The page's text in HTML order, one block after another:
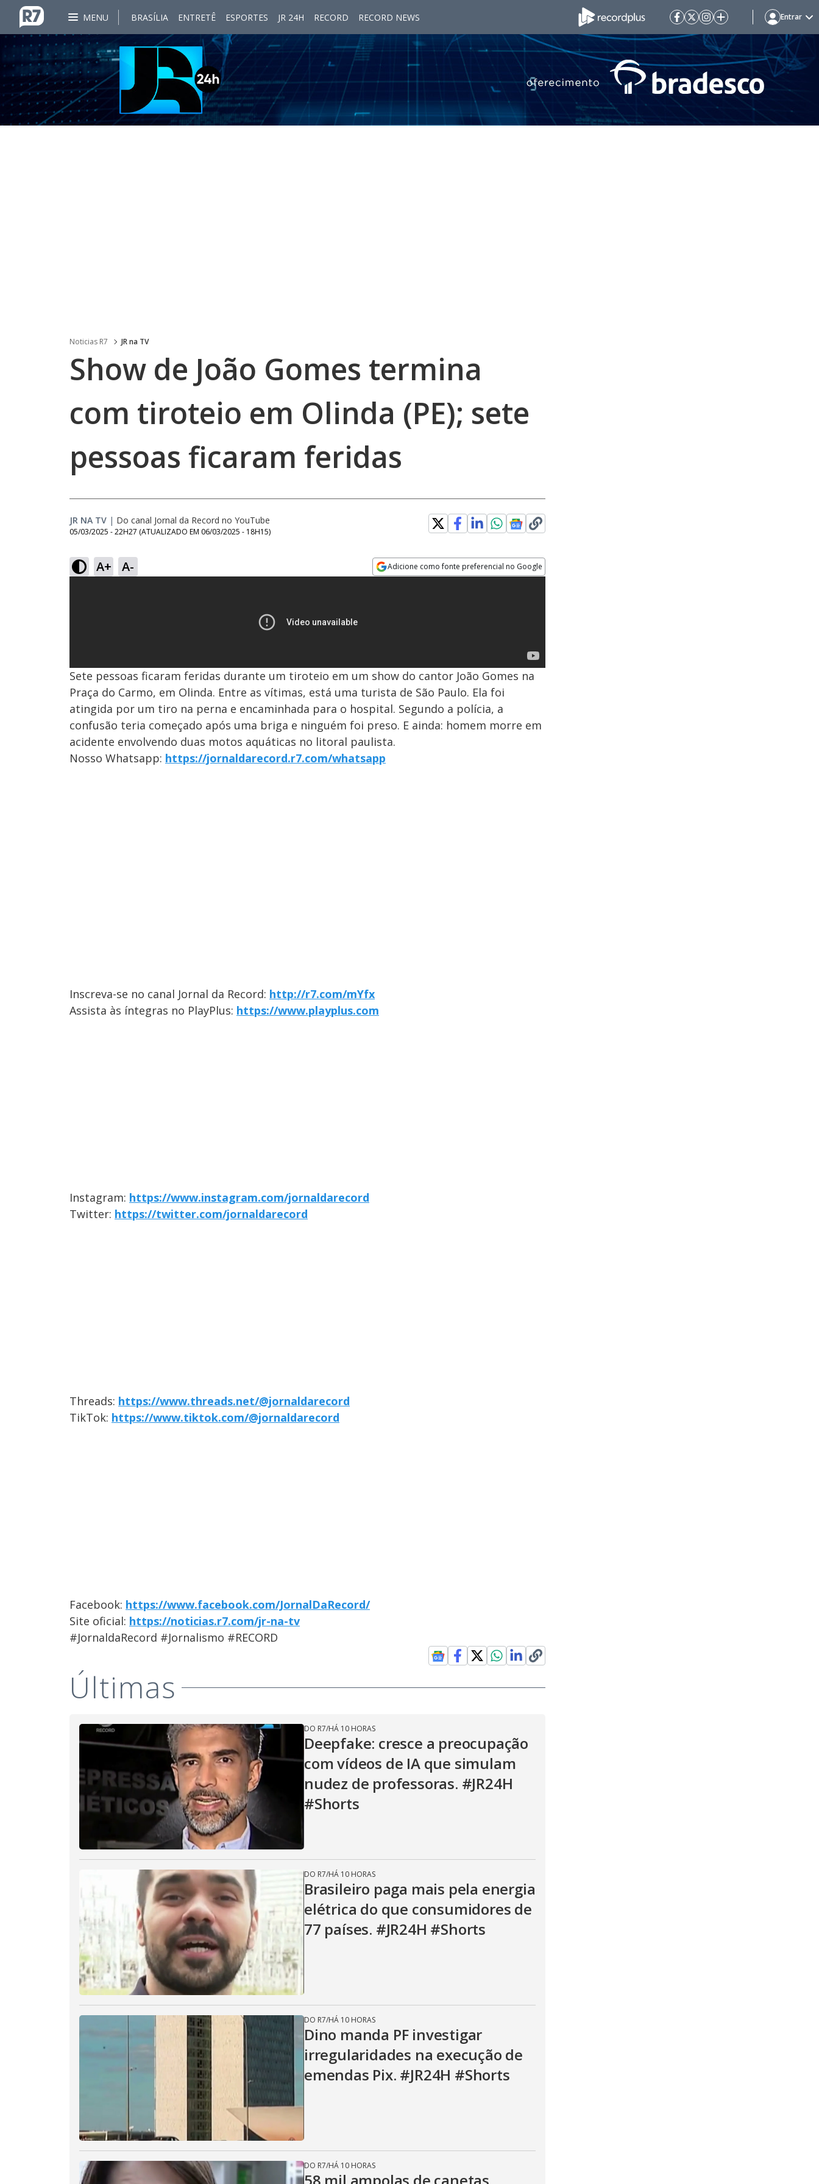
MENU BRASÍLIA ENTRETÊ ESPORTES JR 24H RECORD RECORD NEWS Entrar
Noticias R7 JR na TV
Show de João Gomes termina
com tiroteio em Olinda (PE); sete
pessoas ficaram feridas
JR NA TV | Do canal Jornal da Record no YouTube
05/03/2025 - 22H27 (ATUALIZADO EM 06/03/2025 - 18H15)
A+ A- Adicione como fonte preferencial no Google
Sete pessoas ficaram feridas durante um tiroteio em um show do cantor João Gomes na
Praça do Carmo, em Olinda. Entre as vítimas, está uma turista de São Paulo. Ela foi
atingida por um tiro na perna e encaminhada para o hospital. Segundo a polícia, a
confusão teria começado após uma briga e ninguém foi preso. E ainda: homem morre em
acidente envolvendo duas motos aquáticas no litoral paulista.
Nosso Whatsapp: https://jornaldarecord.r7.com/whatsapp
Inscreva-se no canal Jornal da Record: http://r7.com/mYfx
Assista às íntegras no PlayPlus: https://www.playplus.com
Instagram: https://www.instagram.com/jornaldarecord
Twitter: https://twitter.com/jornaldarecord
Threads: https://www.threads.net/@jornaldarecord
TikTok: https://www.tiktok.com/@jornaldarecord
Facebook: https://www.facebook.com/JornalDaRecord/
Site oficial: https://noticias.r7.com/jr-na-tv
#JornaldaRecord #Jornalismo #RECORD
Últimas
DO R7/HÁ 10 HORAS
Deepfake: cresce a preocupação
com vídeos de IA que simulam
nudez de professoras. #JR24H
#Shorts
DO R7/HÁ 10 HORAS
Brasileiro paga mais pela energia
elétrica do que consumidores de
77 países. #JR24H #Shorts
DO R7/HÁ 10 HORAS
Dino manda PF investigar
irregularidades na execução de
emendas Pix. #JR24H #Shorts
DO R7/HÁ 10 HORAS